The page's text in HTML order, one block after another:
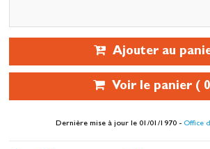
Ajouter au
Voir le panier ( 0
Dernière mise à jour le 01/01/1970 - Office